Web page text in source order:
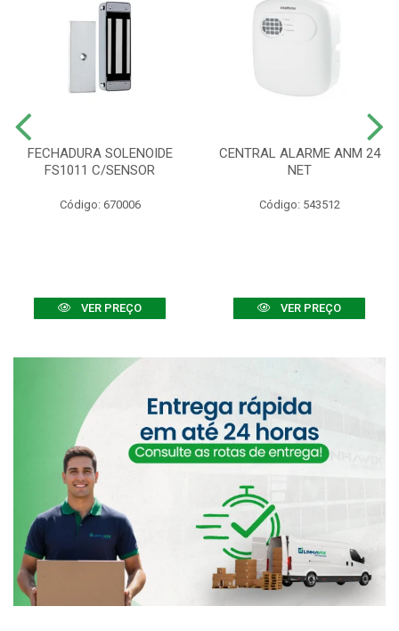
FECHADURA SOLENOIDE
FS1011 C/SENSOR
Código: 670006
VER PREÇO
CENTRAL ALARME ANM 24
NET
Código: 543512
VER PREÇO